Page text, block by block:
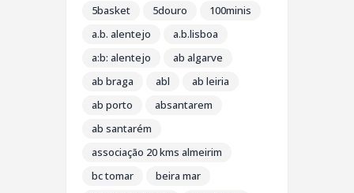
5basket 5douro
100minis
a.b. alentejo
a.b.lisboa
a:b: alentejo
ab algarve
ab braga
abl
ab leiria
ab porto
absantarem
ab santarém
associação 20 kms almeirim
bc tomar
beira mar